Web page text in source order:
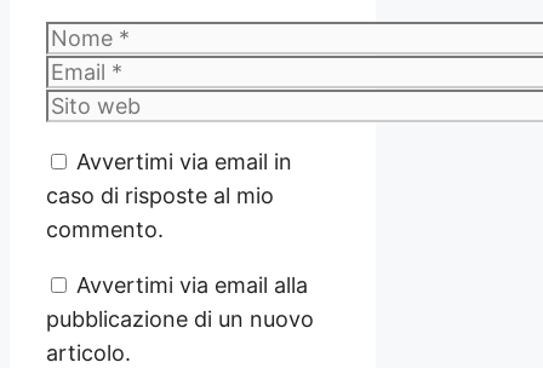
Nome
Email
Sito
Avvertimi via email in
caso di risposte al mio
commento.
Avvertimi via email alla
pubblicazione di un nuovo
articolo.